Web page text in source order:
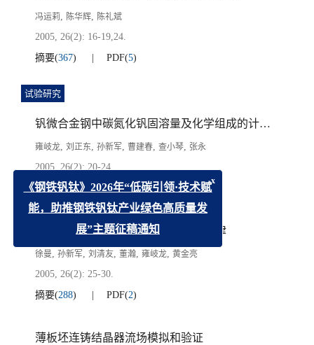
冯运莉, 陈华辉, 陈礼斌
2005, 26(2): 16-19,24.
摘要(367) PDF(5)
试验研究
钒微合金钢中碳氮化钒固溶量及化学组成的计算与分析
雍岐龙, 刘正东, 孙新军, 曹建春, 查小琴, 张永
2005, 26(2): 20-24.
摘要(313) PDF(3)
低碳含钒钢组织变化及V(C,N)析出规律
徐曼, 孙新军, 刘清友, 董瀚, 雍岐龙, 黄金亮
2005, 26(2): 25-30.
摘要(288) PDF(2)
薄板坯连铸结晶器流场模拟和验证
《钢铁钒钛》2026年“低碳引领·技术赋
能，助推钢铁钒钛产业绿色高质量发
展”主题征稿通知